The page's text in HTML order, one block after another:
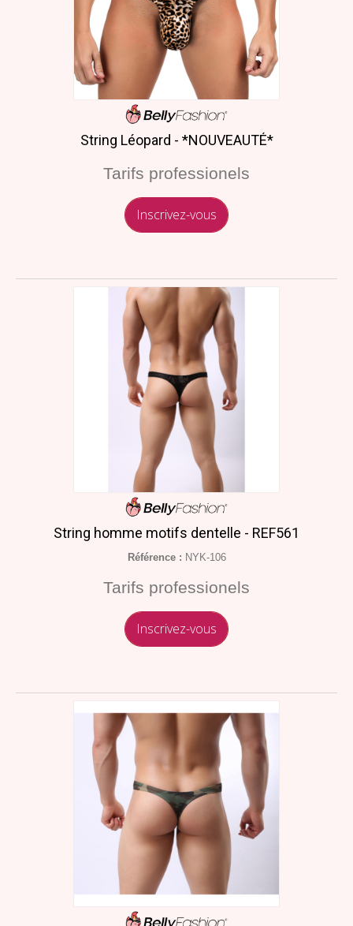
String Léopard - *NOUVEAUTÉ*
Tarifs professionels
Inscrivez-vous
String homme motifs dentelle - REF561
Référence : NYK-106
Tarifs professionels
Inscrivez-vous